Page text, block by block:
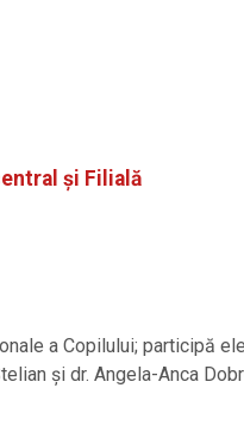
și Filială
a Copilului; participă
și dr. Angela-Anca